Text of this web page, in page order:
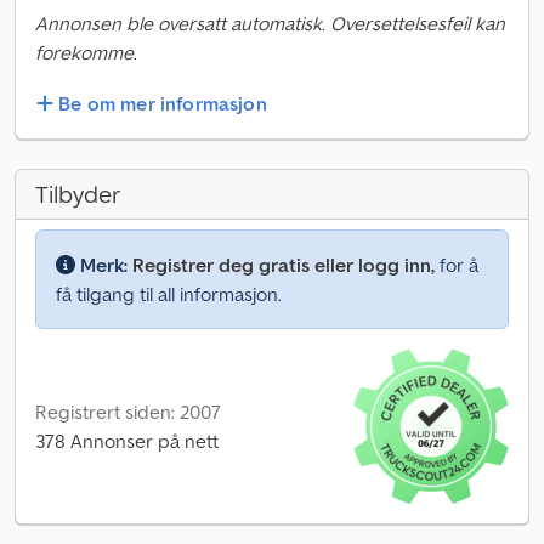
Annonsen ble oversatt automatisk. Oversettelsesfeil kan
forekomme.
Be om mer informasjon
Tilbyder
Merk: Registrer deg gratis eller logg inn, for å
få tilgang til all informasjon.
Registrert siden: 2007
378 Annonser på nett